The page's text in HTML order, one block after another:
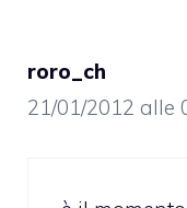
roro_ch
21/01/2012 alle